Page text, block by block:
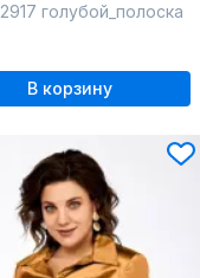
2917 голубой_полоска
В корзину